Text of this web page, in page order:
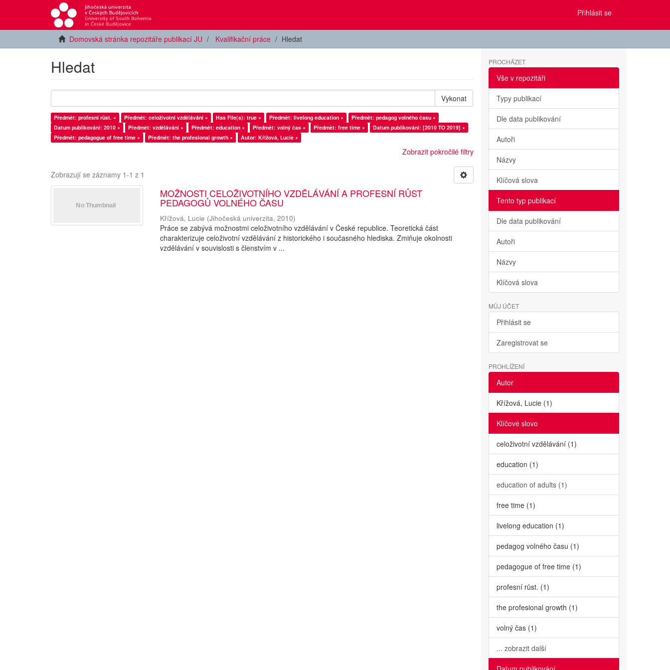
Přihlásit se
Domovská stránka repozitáře publikací JU Kvalifikační práce Hledat
Hledat
Vykonat
Předmět: profesní růst. × Předmět: celoživotní vzdělávání × Has File(s): true × Předmět: livelong education ×
Předmět: pedagog volného času ×
Datum publikování: 2010 ×
Předmět: vzdělávání × Předmět: education × Předmět: volný čas × Předmět: free time ×
Datum publikování: [2010 TO 2019] ×
Předmět: pedagogue of free time ×
Předmět: the profesional growth × Autor: Křížová, Lucie ×
Zobrazit pokročilé filtry
Zobrazují se záznamy 1-1 z 1
MOŽNOSTI CELOŽIVOTNÍHO VZDĚLÁVÁNÍ A PROFESNÍ RŮST
PEDAGOGŮ VOLNÉHO ČASU
Křížová, Lucie (Jihočeská univerzita,2010)
Práce se zabývá možnostmi celoživotního vzdělávání v České republice. Teoretická část
charakterizuje celoživotní vzdělávání z historického i současného hlediska. Zmiňuje okolnosti
vzdělávání v souvislosti s členstvím v ...
PROCHÁZET
Vše v repozitáři
Typy publikací
Dle data publikování
Autoři
Názvy
Klíčová slova
Tento typ publikací
Dle data publikování
Autoři
Názvy
Klíčová slova
MŮJ ÚČET
Přihlásit se
Zaregistrovat se
PROHLÍŽENÍ
Autor
Křížová, Lucie (1)
Klíčové slovo
celoživotní vzdělávání (1)
education (1)
education of adults (1)
free time (1)
livelong education (1)
pedagog volného času (1)
pedagogue of free time (1)
profesní růst. (1)
the profesional growth (1)
volný čas (1)
... zobrazit další